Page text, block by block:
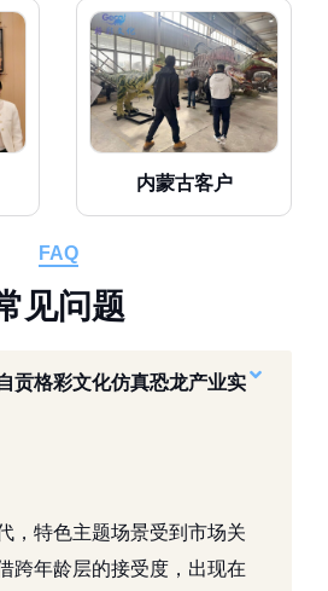
内蒙古客户
FAQ
见问题
贡格彩文化仿真恐龙产业实
，特色主题场景受到市场关
跨年龄层的接受度，出现在